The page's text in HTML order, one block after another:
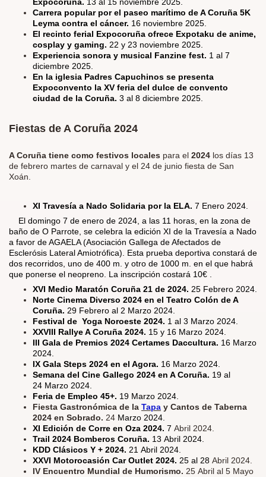
Expocoruña. 13 al 15 noviembre 2025.
Carrera popular por el paseo marítimo de A Coruña 5K
Leyma contra el cáncer. 16 noviembre 2025.
El recinto ferial Expocoruña ofrece Expotaku de anime,
cosplay y gaming. 22 y 23 noviembre 2025.
Experiencia sonora y musical Fanzine fest. 1 al 7
diciembre 2025.
En la iglesia Padres Capuchinos se presenta
Expoconvento la XV feria del dulce de convento
ciudad de la Coruña. 3 al 8 diciembre 2025.
Fiestas de A Coruña 2024
A Coruña tiene como festivos locales para el 2024 los días 13
de febrero martes de carnaval y el 24 de junio fiesta de San
Xoán.
XI Travesía a Nado Solidaria por la ELA. 7 Enero 2024.
El domingo 7 de enero de 2024, a las 11 horas, en la zona de
baño de O Parrote, se celebra la edición XI de la Travesía a Nado
a favor de AGAELA (Asociación Gallega de Afectados de
Esclerósis Lateral Amiotrófica). Esta prueba deportiva constará de
dos recorridos, uno de 400 m. y otro de 1000 m. en el que habrá
que ponerse el neopreno. La inscripción costará 10€ .
XVI Medio Maratón Coruña 21 de 2024. 25 Febrero 2024.
Norte Cinema Diverso 2024 en el Teatro Colón de A
Coruña. 29 Febrero al 2 Marzo 2024.
Festival de Yoga Noroeste 2024. 1 al 3 Marzo 2024.
XXVIII Rallye A Coruña 2024. 15 y 16 Marzo 2024.
III Gala de Premios 2024 Certames Daccultura. 16 Marzo
2024.
IX Gala Steps 2024 en el Agora. 16 Marzo 2024.
Semana del Cine Gallego 2024 en A Coruña. 19 al
24 Marzo 2024.
Feria de Empleo 45+. 19 Marzo 2024.
Fiesta Gastronómica de la Tapa y Cantos de Taberna
2024 en Sobrado. 24 Marzo 2024.
XI Edición de Corre en Oza 2024. 7 Abril 2024.
Trail 2024 Bomberos Coruña. 13 Abril 2024.
KDD Clásicos Y + 2024. 21 Abril 2024.
XXVI Motorocasión Car Outlet 2024. 25 al 28 Abril 2024.
IV Encuentro Mundial de Humorismo. 25 Abril al 5 Mayo